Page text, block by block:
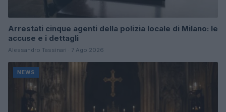
Arrestati cinque agenti della polizia locale di Milano: le
accuse e i dettagli
Alessandro Tassinari · 7 Ago 2026
NEWS